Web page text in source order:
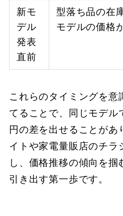
新モ
デル
発表
直前
型落ち品の在
モデルの価格
これらのタイミングを意
てることで、同じモデル
円の差を出せることがあ
イトや家電量販店のチラ
し、価格推移の傾向を掴
引き出す第一歩です。